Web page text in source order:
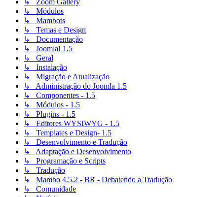
↳ Módulos
↳ Mambots
↳ Temas e Design
↳ Documentação
↳ Joomla! 1.5
↳ Geral
↳ Instalação
↳ Migração e Atualização
↳ Administração do Joomla 1.5
↳ Componentes - 1.5
↳ Módulos - 1.5
↳ Plugins - 1.5
↳ Editores WYSIWYG - 1.5
↳ Templates e Design- 1.5
↳ Desenvolvimento e Tradução
↳ Adaptação e Desenvolvimento
↳ Programação e Scripts
↳ Tradução
↳ Mambo 4.5.2 - BR - Debatendo a Tradução
↳ Comunidade